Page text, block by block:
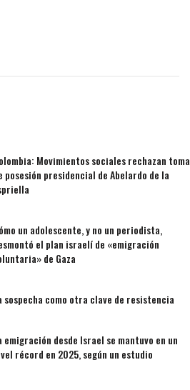
Movimientos sociales rechazan toma
posesión presidencial de Abelardo de la
un adolescente, y no un periodista,
el plan israelí de «emigración
de Gaza
sospecha como otra clave de resistencia
emigración desde Israel se mantuvo en un
récord en 2025, según un estudio